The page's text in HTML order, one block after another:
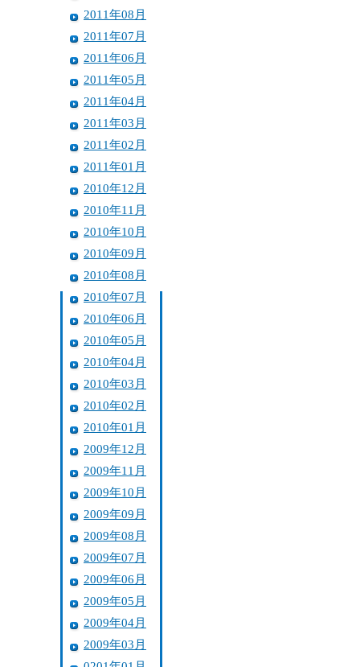
2011年08月
2011年07月
2011年06月
2011年05月
2011年04月
2011年03月
2011年02月
2011年01月
2010年12月
2010年11月
2010年10月
2010年09月
2010年08月
2010年07月
2010年06月
2010年05月
2010年04月
2010年03月
2010年02月
2010年01月
2009年12月
2009年11月
2009年10月
2009年09月
2009年08月
2009年07月
2009年06月
2009年05月
2009年04月
2009年03月